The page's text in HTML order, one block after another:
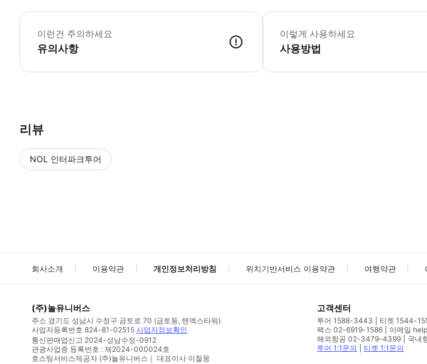
이런건 주의하세요
유의사항
▶ 꼭 알아두세요 * 기내 화장실 * 장애인 휠체
이렇게 사용하세요
사용방법
리뷰
NOL 인터파크투어
회사소개 이용약관 개인정보처리방침 위치기반서비스 이용약관 여행약관
(주)놀유니버스
주소 경기도 성남시 수정구 금토로 70 (금토동, 텐엑스타워)
사업자등록번호 824-81-02515 사업자정보확인
통신판매업신고 2024-성남수정-0912
관광사업증 등록번호 : 제2024-000024호
호스팅서비스제공자 (주)놀유니버스｜ 대표이사 이철웅
고객센터
투어 1588-3443
티켓 1544-
팩스 02-6919-1586
이메일
해외항공 02-3479-4399
국내
투어 1:1문의
티켓 1:1문의